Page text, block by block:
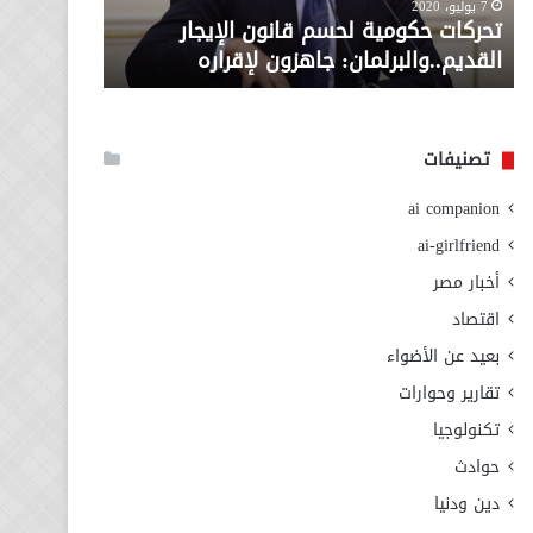
لإقراره
7 يوليو، 2020
تحركات حكومية لحسم قانون الإيجار
القديم..والبرلمان: جاهزون لإقراره
من
وزارة
الاجتماعي
تصنيفات
ai companion
ai-girlfriend
أخبار مصر
اقتصاد
بعيد عن الأضواء
تقارير وحوارات
تكنولوجيا
حوادث
دين ودنيا